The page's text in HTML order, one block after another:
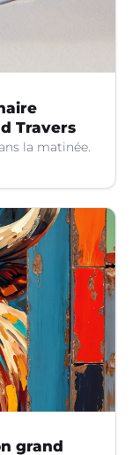
Travers
la matinée.
grand